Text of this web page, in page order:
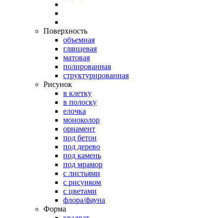
Поверхность
объемная
глянцевая
матовая
полированная
структурированная
Рисунок
в клетку
в полоску
елочка
моноколор
орнамент
под бетон
под дерево
под камень
под мрамор
с листьями
с рисунком
с цветами
флора/фауна
Форма